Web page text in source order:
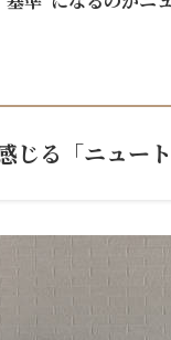
じる「ニュート